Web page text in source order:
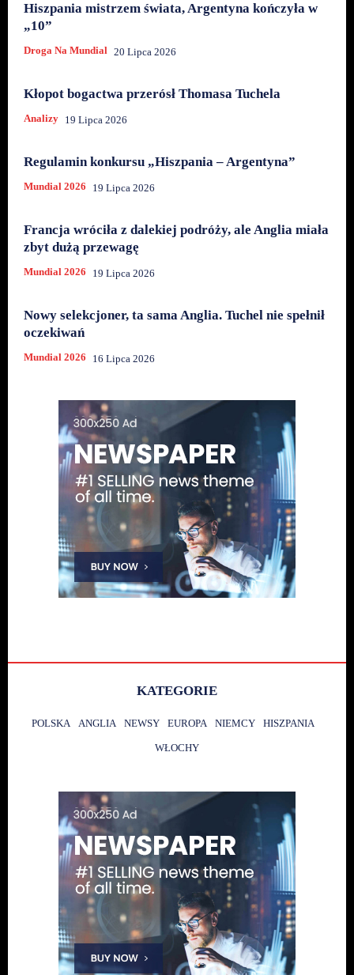
Hiszpania mistrzem świata, Argentyna kończyła w
„10”
Droga Na Mundial 20 Lipca 2026
Kłopot bogactwa przerósł Thomasa Tuchela
Analizy 19 Lipca 2026
Regulamin konkursu „Hiszpania – Argentyna”
Mundial 2026 19 Lipca 2026
Francja wróciła z dalekiej podróży, ale Anglia miała
zbyt dużą przewagę
Mundial 2026 19 Lipca 2026
Nowy selekcjoner, ta sama Anglia. Tuchel nie spełnił
oczekiwań
Mundial 2026 16 Lipca 2026
KATEGORIE
POLSKA ANGLIA NEWSY EUROPA NIEMCY HISZPANIA
WŁOCHY